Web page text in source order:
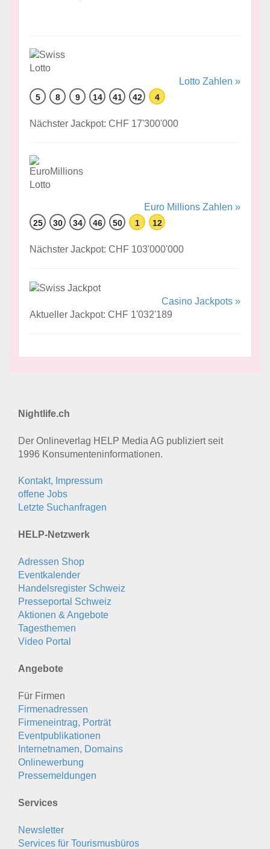
Lotto Zahlen »
5 8 9 14 41 42 4
Nächster Jackpot: CHF 17'300'000
Euro Millions Zahlen »
25 30 34 46 50 1 12
Nächster Jackpot: CHF 103'000'000
Casino Jackpots »
Aktueller Jackpot: CHF 1'032'189
Nightlife.ch
Der Onlineverlag HELP Media AG publiziert seit
1996 Konsumenten­informationen.
Kontakt, Impressum
offene Jobs
Letzte Suchanfragen
HELP-Netzwerk
Adressen Shop
Eventkalender
Handelsregister Schweiz
Presseportal Schweiz
Aktionen & Angebote
Tagesthemen
Video Portal
Angebote
Für Firmen
Firmenadressen
Firmeneintrag, Porträt
Eventpublikationen
Internetnamen, Domains
Onlinewerbung
Pressemeldungen
Services
Newsletter
Services für Tourismusbüros